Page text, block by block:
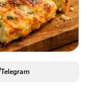
Telegram